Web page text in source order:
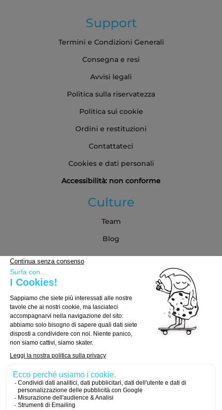
Support
Termini e Condizioni Generali
Consegna e resi
Avvisi legali
Politica sulla riservatezza
Politica sui cookie
Ordini e restituzioni
Contattateci
Cookies e dati personali
Accessibilità: non conforme
Culture
Team
Blog
Guida all'acquisto
Come scegliere la tua tavola